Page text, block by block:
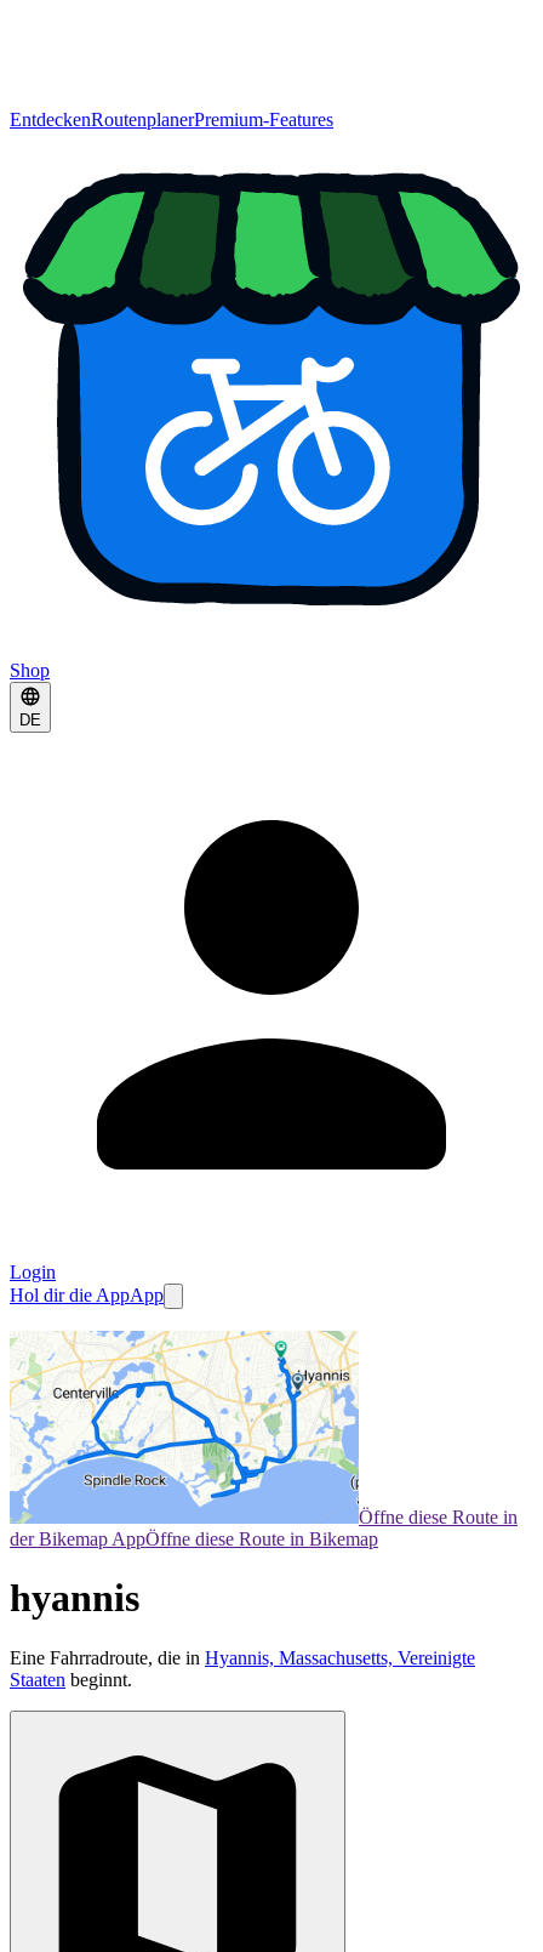
EntdeckenRoutenplanerPremium-Features
Shop
DE
Login
Hol dir die AppApp
Öffne diese Route in
der Bikemap AppÖffne diese Route in Bikemap
hyannis
Eine Fahrradroute, die in Hyannis, Massachusetts, Vereinigte
Staaten beginnt.